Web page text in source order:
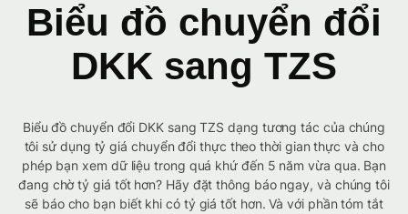
Biểu đồ chuyển đổi
DKK sang TZS
Biểu đồ chuyển đổi DKK sang TZS dạng tương tác của chúng
tôi sử dụng tỷ giá chuyển đổi thực theo thời gian thực và cho
phép bạn xem dữ liệu trong quá khứ đến 5 năm vừa qua. Bạn
đang chờ tỷ giá tốt hơn? Hãy đặt thông báo ngay, và chúng tôi
sẽ báo cho bạn biết khi có tỷ giá tốt hơn. Và với phần tóm tắt